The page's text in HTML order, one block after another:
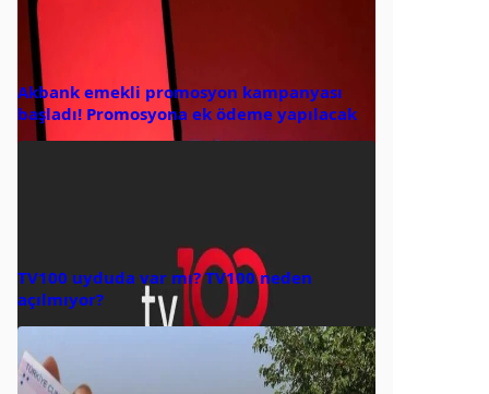
Akbank emekli promosyon kampanyası
başladı! Promosyona ek ödeme yapılacak
TV100 uyduda var mı? TV100 neden
açılmıyor?